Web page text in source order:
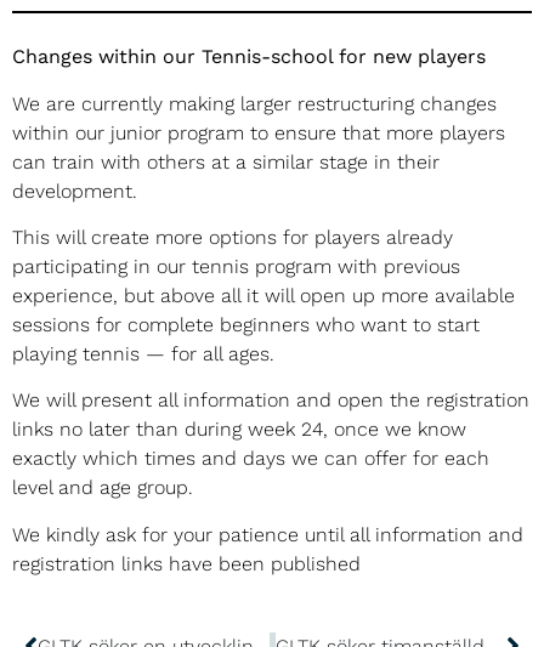
Changes within our Tennis-school for new players
We are currently making larger restructuring changes
within our junior program to ensure that more players
can train with others at a similar stage in their
development.
This will create more options for players already
participating in our tennis program with previous
experience, but above all it will open up more available
sessions for complete beginners who want to start
playing tennis — for all ages.
We will present all information and open the registration
links no later than during week 24, once we know
exactly which times and days we can offer for each
level and age group.
We kindly ask for your patience until all information and
registration links have been published